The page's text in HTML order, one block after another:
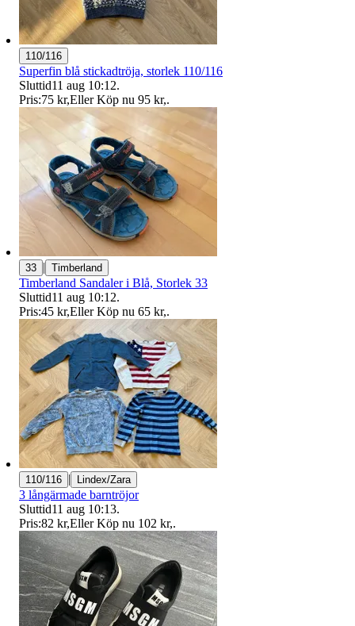
110/116
Superfin blå stickadtröja, storlek 110/116
Sluttid11 aug 10:12.
Pris:75 kr,Eller Köp nu 95 kr,.
33 | Timberland
Timberland Sandaler i Blå, Storlek 33
Sluttid11 aug 10:12.
Pris:45 kr,Eller Köp nu 65 kr,.
110/116 | Lindex/Zara
3 långärmade barntröjor
Sluttid11 aug 10:13.
Pris:82 kr,Eller Köp nu 102 kr,.